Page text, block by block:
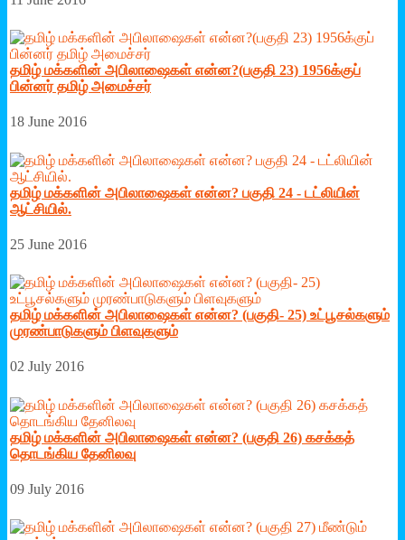
தமிழ் மக்களின் அபிலாஷைகள் என்ன?(பகுதி 23) 1956க்குப்
பின்னர் தமிழ் அமைச்சர்
18 June 2016
தமிழ் மக்களின் அபிலாஷைகள் என்ன? பகுதி 24 - டட்லியின்
ஆட்சியில்.
25 June 2016
தமிழ் மக்களின் அபிலாஷைகள் என்ன? (பகுதி- 25) உட்பூசல்களும்
முரண்பாடுகளும் பிளவுகளும்
02 July 2016
தமிழ் மக்களின் அபிலாஷைகள் என்ன? (பகுதி 26) கசக்கத்
தொடங்கிய தேனிலவு
09 July 2016